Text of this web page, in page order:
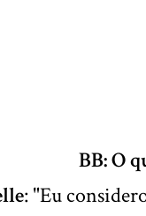
BB: O
: "Eu